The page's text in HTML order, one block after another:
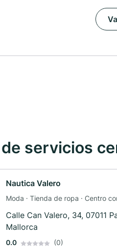
servicios
Nautica Valero
Moda · Tienda de ropa · Centro
Calle Can Valero, 34, 07011
Mallorca
0.0 (0)